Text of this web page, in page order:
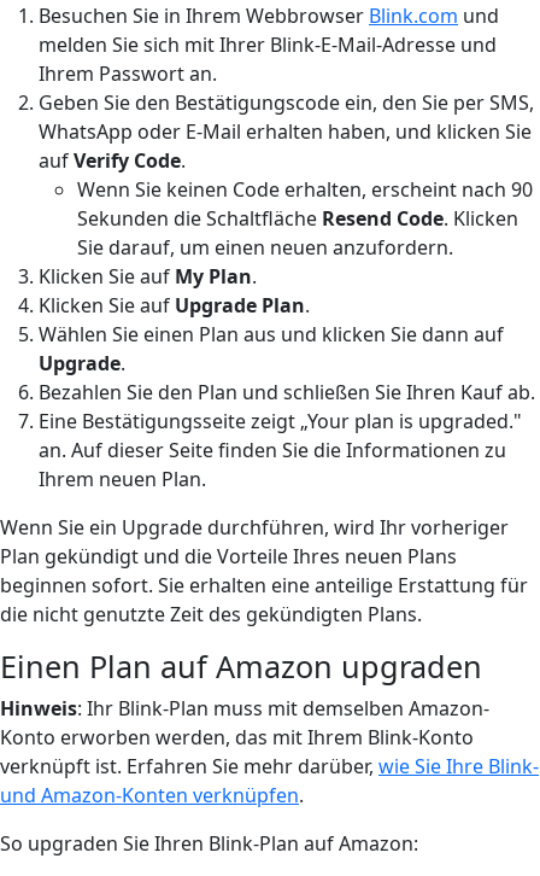
Besuchen Sie in Ihrem Webbrowser Blink.com und
melden Sie sich mit Ihrer Blink-E-Mail-Adresse und
Ihrem Passwort an.
Geben Sie den Bestätigungscode ein, den Sie per SMS,
WhatsApp oder E-Mail erhalten haben, und klicken Sie
aufVerify Code.
Wenn Sie keinen Code erhalten, erscheint nach 90
Sekunden die Schaltfläche Resend Code. Klicken
Sie darauf, um einen neuen anzufordern.
Klicken Sie auf My Plan.
Klicken Sie auf Upgrade Plan.
Wählen Sie einen Plan aus und klicken Sie dann auf
Upgrade.
Bezahlen Sie den Plan und schließen Sie Ihren Kauf ab.
Eine Bestätigungsseite zeigt „Your plan is upgraded."
an. Auf dieser Seite finden Sie die Informationen zu
Ihrem neuen Plan.
Wenn Sie ein Upgrade durchführen, wird Ihr vorheriger
Plan gekündigt und die Vorteile Ihres neuen Plans
beginnen sofort. Sie erhalten eine anteilige Erstattung für
die nicht genutzte Zeit des gekündigten Plans.
Einen Plan auf Amazon upgraden
Hinweis: Ihr Blink-Plan muss mit demselben Amazon-
Konto erworben werden, das mit Ihrem Blink-Konto
verknüpft ist. Erfahren Sie mehr darüber, wie Sie Ihre Blink-
und Amazon-Konten verknüpfen.
So upgraden Sie Ihren Blink-Plan auf Amazon: